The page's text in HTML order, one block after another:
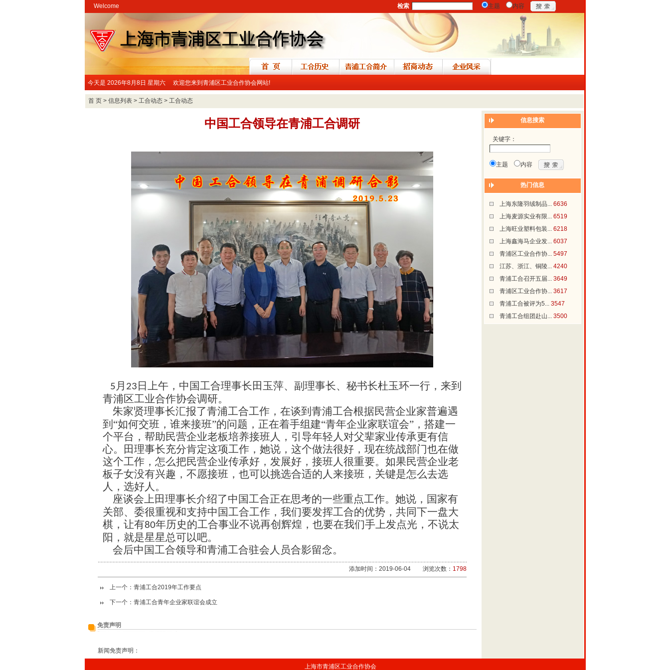
Welcome 检索 主题 内容
今天是 2026年8月8日 星期六 欢迎您来到青浦区工业合作协会网站!
首 页> 信息列表> 工合动态> 工合动态
中国工合领导在青浦工合调研
5月 23 日上午，中国工合理事长田玉萍、副理事长、秘书长杜玉环一行，来到
青浦区工业合作协会调研。
朱家贤理事长汇报了青浦工合工作，在谈到青浦工合根据民营企业家普遍遇
到“如何交班，谁来接班”的问题，正在着手组建“青年企业家联谊会”，搭建一
个平台，帮助民营企业老板培养接班人，引导年轻人对父辈家业传承更有信
心。田理事长充分肯定这项工作，她说，这个做法很好，现在统战部门也在做
这个工作，怎么把民营企业传承好，发展好，接班人很重要。如果民营企业老
板子女没有兴趣，不愿接班，也可以挑选合适的人来接班，关键是怎么去选
人，选好人。
座谈会上田理事长介绍了中国工合正在思考的一些重点工作。她说，国家有
关部、委很重视和支持中国工合工作，我们要发挥工合的优势，共同下一盘大
棋，让有80年历史的工合事业不说再创辉煌，也要在我们手上发点光，不说太
阳，就是星星总可以吧。
会后中国工合领导和青浦工合驻会人员合影留念。
添加时间：2019-06-04 浏览次数： 1798
上一个： 青浦工合2019年工作要点
下一个： 青浦工合青年企业家联谊会成立
免责声明
新闻免责声明：
信息搜索
关键字：
主题 内容
热门信息
上海东隆羽绒制品... 6636
上海麦源实业有限... 6519
上海旺业塑料包装... 6218
上海鑫海马企业发... 6037
青浦区工业合作协... 5497
江苏、浙江、铜陵... 4240
青浦工合召开五届... 3649
青浦区工业合作协... 3617
青浦工合被评为5... 3547
青浦工合组团赴山... 3500
上海市青浦区工业合作协会